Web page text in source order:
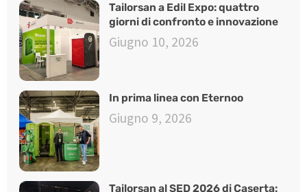
Tailorsan a Edil Expo: quattro
giorni di confronto e innovazione
Giugno 10, 2026
In prima linea con Eternoo
Giugno 9, 2026
Tailorsan al SED 2026 di Caserta: